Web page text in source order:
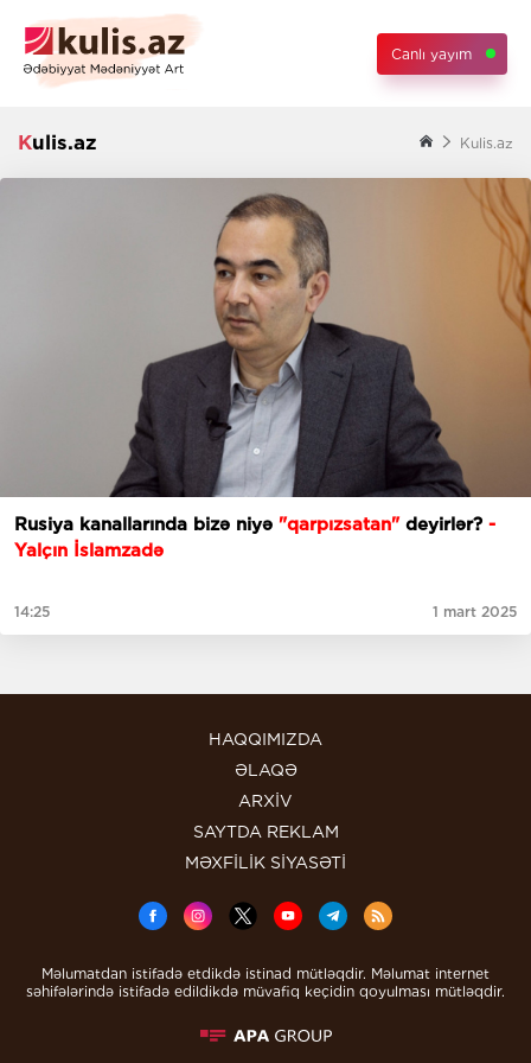
Canlı yayım
Kulis.az Kulis.az
Rusiya kanallarında bizə niyə "qarpızsatan"deyirlər? -
Yalçın İslamzadə
14:25 1 mart 2025
HAQQIMIZDA
ƏLAQƏ
ARXİV
SAYTDA REKLAM
MƏXFİLİK SİYASƏTİ
Məlumatdan istifadə etdikdə istinad mütləqdir. Məlumat internet
səhifələrində istifadə edildikdə müvafiq keçidin qoyulması mütləqdir.